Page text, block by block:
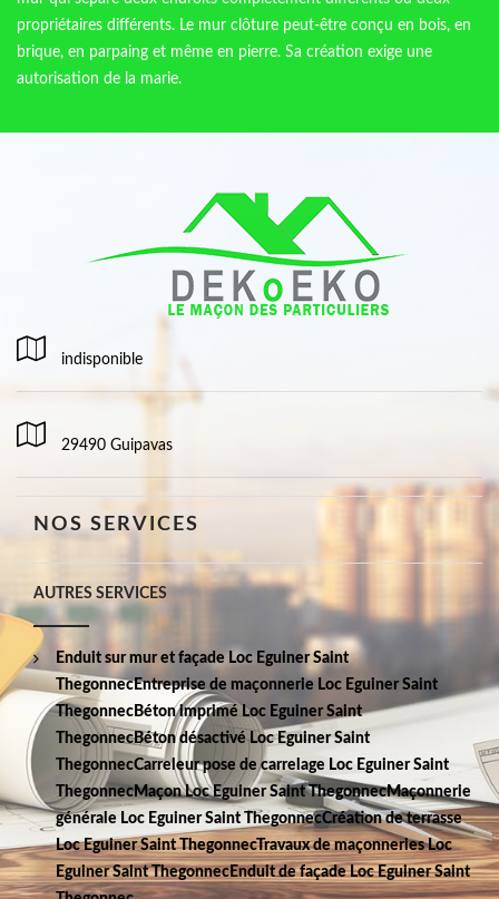
propriétaires différents. Le mur clôture peut-être conçu en bois, en
brique, en parpaing et même en pierre. Sa création exige une
autorisation de la marie.
indisponible
29490 Guipavas
NOS SERVICES
AUTRES SERVICES
Enduit sur mur et façade Loc Eguiner Saint
ThegonnecEntreprise de maçonnerie Loc Eguiner Saint
Thegonnec Béton imprimé Loc Eguiner Saint
ThegonnecBéton désactivé Loc Eguiner Saint
ThegonnecCarreleur pose de carrelage Loc Eguiner Saint
ThegonnecMaçon Loc Eguiner Saint ThegonnecMaçonnerie
générale Loc Eguiner Saint ThegonnecCréation de terrasse
Loc Eguiner Saint ThegonnecTravaux de maçonneries Loc
Eguiner Saint ThegonnecEnduit de façade Loc Eguiner Saint